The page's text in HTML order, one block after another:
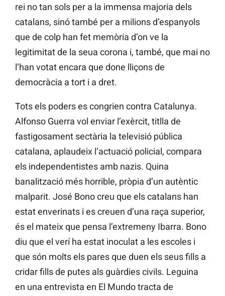
rei no tan sols per a la immensa majoria dels
catalans, sinó també per a milions d’espanyols
que de colp han fet memòria d’on ve la
legitimitat de la seua corona i, també, que mai no
l’han votat encara que done lliçons de
democràcia a tort i a dret.
Tots els poders es congrien contra Catalunya.
Alfonso Guerra vol enviar l’exèrcit, titlla de
fastigosament sectària la televisió pública
catalana, aplaudeix l’actuació policial, compara
els independentistes amb nazis. Quina
banalització més horrible, pròpia d’un autèntic
malparit. José Bono creu que els catalans han
estat enverinats i es creuen d’una raça superior,
és el mateix que pensa l’extremeny Ibarra. Bono
diu que el verí ha estat inoculat a les escoles i
que són molts els pares que duen els seus fills a
cridar fills de putes als guàrdies civils. Leguina
en una entrevista en El Mundo tracta de